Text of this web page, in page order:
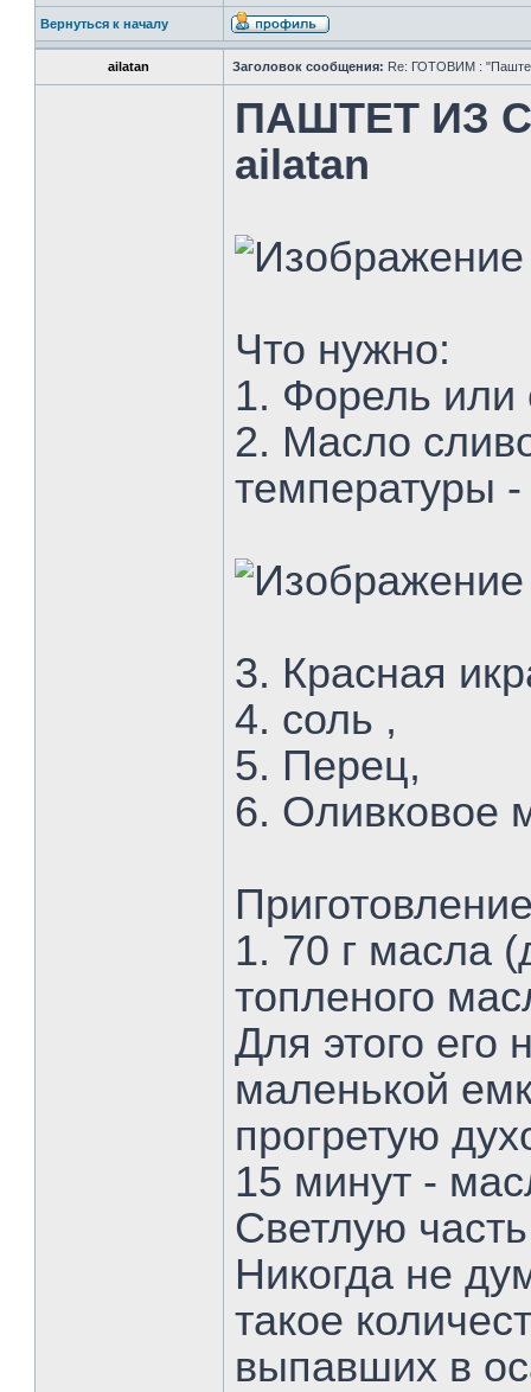
Вернуться к началу
ailatan Заголовок сообщения: Re: ГОТОВИМ :
ПАШТЕТ ИЗ
ailatan
Что нужно:
1. Форель или
2. Масло
температуры -
3. Красная
4. соль ,
5. Перец,
6. Оливковое
1. 70 г масла
топленого
Для этого его
маленькой
прогретую
15 минут -
Светлую
Никогда не
такое
выпавших в